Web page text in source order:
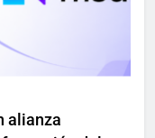
alianza